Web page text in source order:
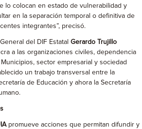
lo colocan en estado de vulnerabilidad y
en la separación temporal o definitiva de
integrantes”, precisó.
del DIF EstatalGerardo Trujillo
a las organizaciones civiles, dependencia
sector empresarial y sociedad
un trabajo transversal entre la
de Educación y ahora la Secretaría
promueve acciones que permitan difundir y